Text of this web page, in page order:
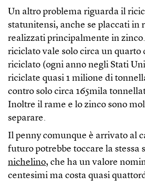
Un altro problema riguarda il
statunitensi, anche se placcati in
realizzati principalmente in
riciclato vale solo circa un quarto
riciclato (ogni anno negli Stati
riciclate quasi 1 milione di
contro solo circa 165mila
Inoltre il rame e lo zinco sono
separare.
Il penny comunque è arrivato al
futuro potrebbe toccare la stessa
nichelino, che ha un valore
centesimi ma costa quasi